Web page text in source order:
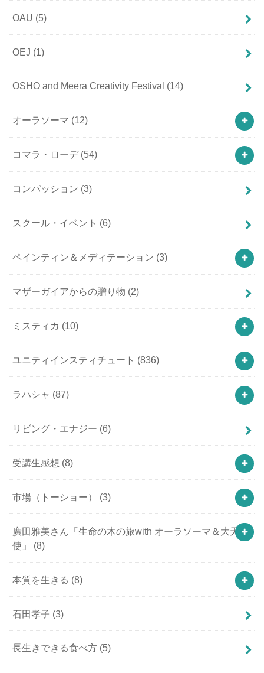
OAU (5)
OEJ (1)
OSHO and Meera Creativity Festival (14)
オーラソーマ (12)
コマラ・ローデ (54)
コンパッション (3)
スクール・イベント (6)
ペインティン＆メディテーション (3)
マザーガイアからの贈り物 (2)
ミスティカ (10)
ユニティインスティチュート (836)
ラハシャ (87)
リビング・エナジー (6)
受講生感想 (8)
市場（トーショー） (3)
廣田雅美さん「生命の木の旅with オーラソーマ＆大天
使」 (8)
本質を生きる (8)
石田孝子 (3)
長生きできる食べ方 (5)